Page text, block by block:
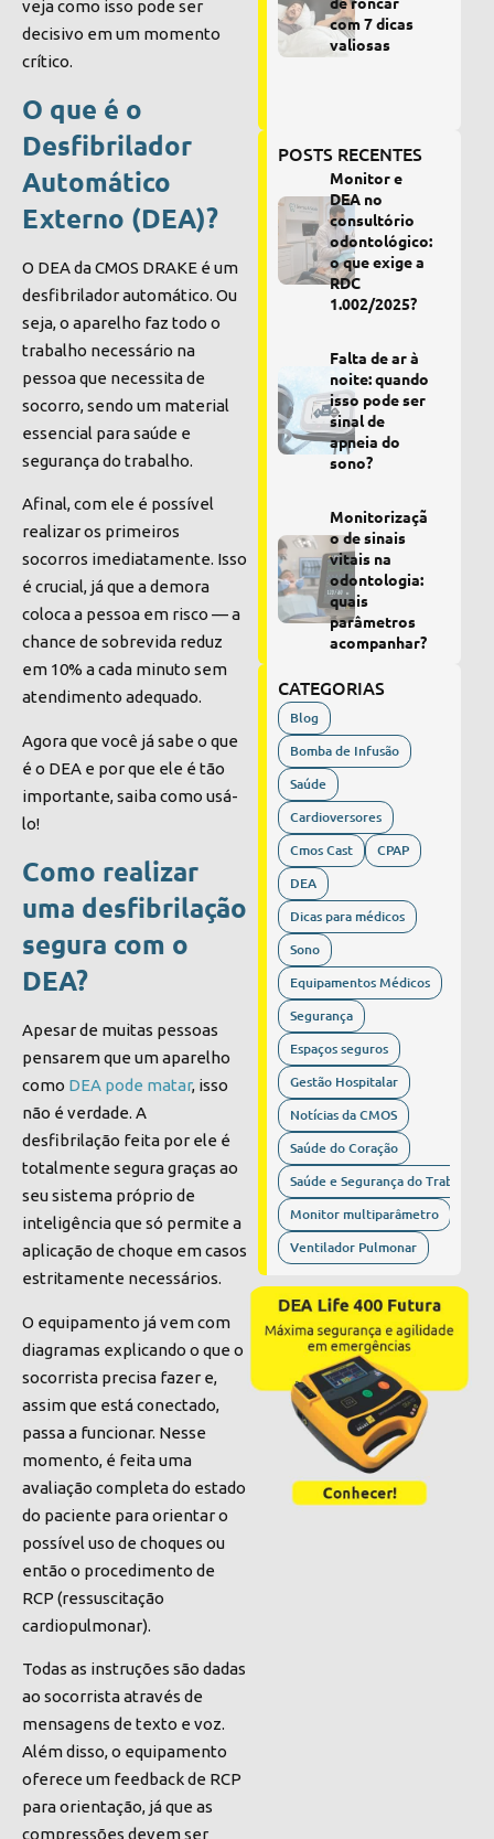
veja como isso pode ser
decisivo em um momento
crítico.
O que é o
Desfibrilador
Automático
Externo (DEA)?
O DEA da CMOS DRAKE é um
desfibrilador automático. Ou
seja, o aparelho faz todo o
trabalho necessário na
pessoa que necessita de
socorro, sendo um material
essencial para saúde e
segurança do trabalho.
Afinal, com ele é possível
realizar os primeiros
socorros imediatamente. Isso
é crucial, já que a demora
coloca a pessoa em risco — a
chance de sobrevida reduz
em 10% a cada minuto sem
atendimento adequado.
Agora que você já sabe o que
é o DEA e por que ele é tão
importante, saiba como usá-
lo!
Como realizar
uma desfibrilação
segura com o
DEA?
Apesar de muitas pessoas
pensarem que um aparelho
como DEA pode matar, isso
não é verdade. A
desfibrilação feita por ele é
totalmente segura graças ao
seu sistema próprio de
inteligência que só permite a
aplicação de choque em casos
estritamente necessários.
O equipamento já vem com
diagramas explicando o que o
socorrista precisa fazer e,
assim que está conectado,
passa a funcionar. Nesse
momento, é feita uma
avaliação completa do estado
do paciente para orientar o
possível uso de choques ou
então o procedimento de
RCP (ressuscitação
cardiopulmonar).
Todas as instruções são dadas
ao socorrista através de
mensagens de texto e voz.
Além disso, o equipamento
oferece um feedback de RCP
para orientação, já que as
compressões devem ser
com 7 dicas
valiosas
POSTS RECENTES
Monitor e
DEA no
consultório
odontológico:
o que exige a
RDC
1.002/2025?
Falta de ar à
noite: quando
isso pode ser
sinal de
apneia do
sono?
Monitorizaçã
o de sinais
vitais na
odontologia:
quais
parâmetros
acompanhar?
CATEGORIAS
Blog
Bomba de Infusão
Saúde
Cardioversores
Cmos Cast
CPAP
DEA
Dicas para médicos
Sono
Equipamentos Médicos
Segurança
Espaços seguros
Gestão Hospitalar
Notícias da CMOS
Saúde do Coração
Saúde e Segurança do Trabalho
Monitor multiparâmetro
Ventilador Pulmonar